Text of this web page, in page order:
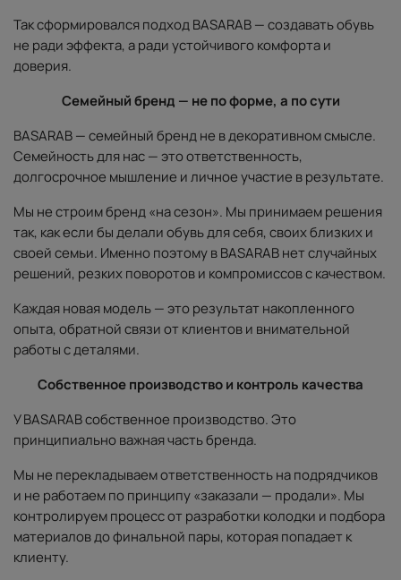
Так сформировался подход BASARAB — создавать обувь
не ради эффекта, а ради устойчивого комфорта и
доверия.
Семейный бренд — не по форме, а по сути
BASARAB — семейный бренд не в декоративном смысле.
Семейность для нас — это ответственность,
долгосрочное мышление и личное участие в результате.
Мы не строим бренд «на сезон». Мы принимаем решения
так, как если бы делали обувь для себя, своих близких и
своей семьи. Именно поэтому в BASARAB нет случайных
решений, резких поворотов и компромиссов с качеством.
Каждая новая модель — это результат накопленного
опыта, обратной связи от клиентов и внимательной
работы с деталями.
Собственное производство и контроль качества
У BASARAB собственное производство. Это
принципиально важная часть бренда.
Мы не перекладываем ответственность на подрядчиков
и не работаем по принципу «заказали — продали». Мы
контролируем процесс от разработки колодки и подбора
материалов до финальной пары, которая попадает к
клиенту.